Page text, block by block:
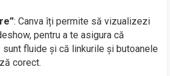
: Canva îți permite să vizualizezi
pentru a te asigura că
fluide și că linkurile și butoanele
corect.